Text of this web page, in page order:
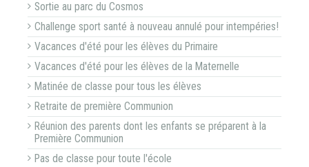
Sortie au parc du Cosmos
Challenge sport santé à nouveau annulé pour intempéries!
Vacances d'été pour les élèves du Primaire
Vacances d'été pour les élèves de la Maternelle
Matinée de classe pour tous les élèves
Retraite de première Communion
Réunion des parents dont les enfants se préparent à la
Première Communion
Pas de classe pour toute l'école